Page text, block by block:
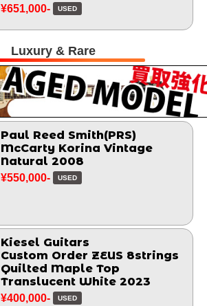
¥651,000- USED
Luxury & Rare
Paul Reed Smith(PRS)
McCarty Korina Vintage
Natural 2008
¥550,000- USED
Kiesel Guitars
Custom Order ZEUS 8strings
Quilted Maple Top
Translucent White 2023
¥400,000- USED